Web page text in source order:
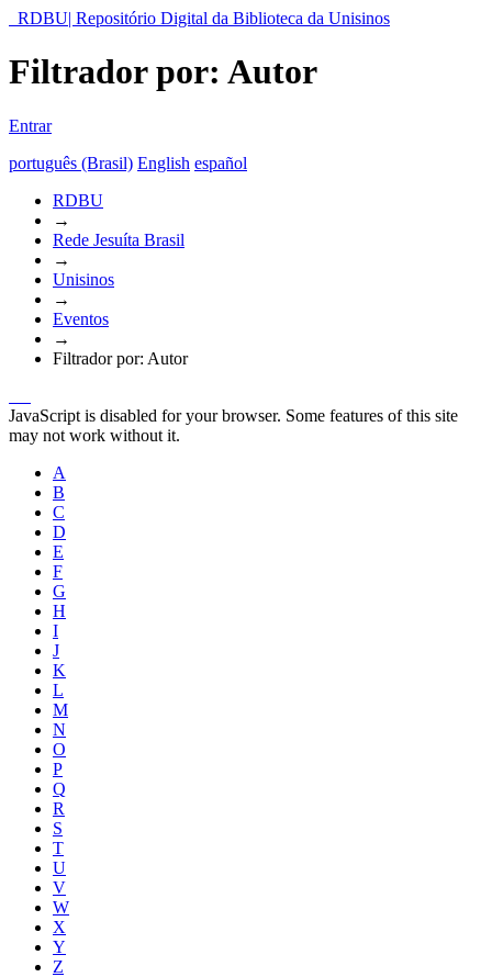
RDBU| Repositório Digital da Biblioteca da Unisinos
Filtrador por: Autor
Entrar
português (Brasil) English español
RDBU
→
Rede Jesuíta Brasil
→
Unisinos
→
Eventos
→
Filtrador por: Autor
JavaScript is disabled for your browser. Some features of this site
may not work without it.
A
B
C
D
E
F
G
H
I
J
K
L
M
N
O
P
Q
R
S
T
U
V
W
X
Y
Z